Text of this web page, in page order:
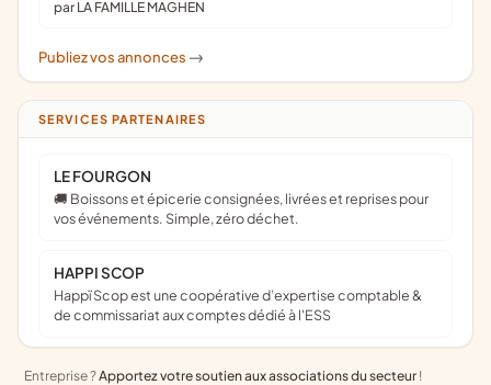
par LA FAMILLE MAGHEN
Publiez vos annonces ->
SERVICES PARTENAIRES
LE FOURGON
🚚 Boissons et épicerie consignées, livrées et reprises pour
vos événements. Simple, zéro déchet.
HAPPI SCOP
Happï Scop est une coopérative d’expertise comptable &
de commissariat aux comptes dédié à l'ESS
Entreprise ?Apportez votre soutien aux associations du secteur !